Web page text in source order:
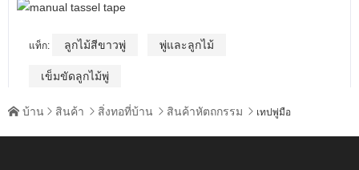
แท็ก: ลูกไม้สีขาวพู่ พู่และลูกไม้
เข็มขัดลูกไม้พู่
 บ้าน  สินค้า  สิ่งทอที่บ้าน  สินค้าหัตถกรรม  เทปพู่มือ